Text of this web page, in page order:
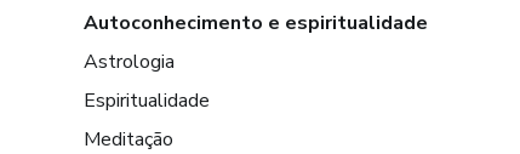
Autoconhecimento e espiritualidade
Astrologia
Espiritualidade
Meditação